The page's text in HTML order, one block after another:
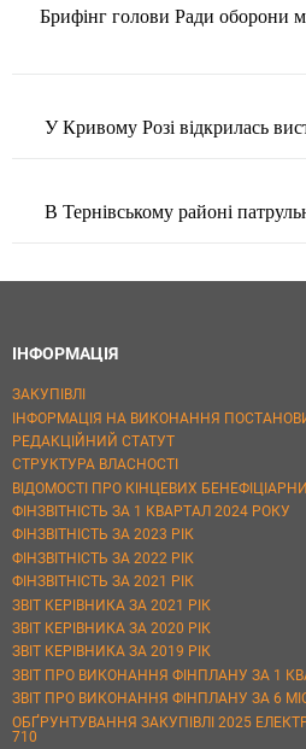
Брифінг голови Ради оборони
У Кривому Розі відкрилась
В Тернівському районі
ІНФОРМАЦІЯ
ЗАКУПІВЛІ
ІНФОРМАЦІЯ НА ВИКОНАННЯ
РЕДАКЦІЙНИЙ СТАТУТ
СТРУКТУРА ВЛАСНОСТІ
ВІДОМОСТІ ПРО КІНЦЕВИХ
ФІНЗВІТНІСТЬ ЗА 1 КВАРТАЛ 2024 РОКУ
ФІНЗВІТНІСТЬ ЗА 2023 РІК
ФІНЗВІТНІСТЬ ЗА 2022 РІК
ФІНЗВІТНІСТЬ ЗА 2021 РІК
ЗВІТ КЕРІВНИКА ЗА 2021 РІК
ЗВІТ КЕРІВНИКА ЗА 2020 РІК
ЗВІТ КЕРІВНИКА ЗА 2019 РІК
ЗВІТ ПРО ВИКОНАННЯ ФІНПЛАНУ ЗА 1
ЗВІТ ПРО ВИКОНАННЯ ФІНПЛАНУ ЗА 6
ОБҐРУНТУВАННЯ ЗАКУПІВЛІ 2025
710